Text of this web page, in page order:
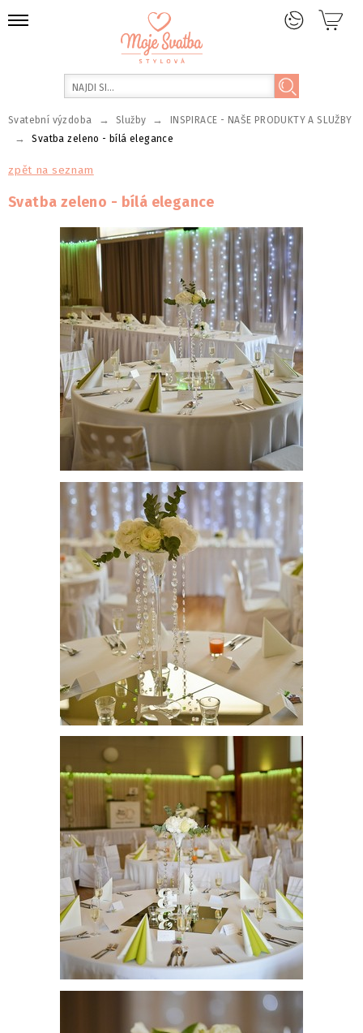
Svatební výzdoba → Služby → INSPIRACE - NAŠE PRODUKTY A SLUŽBY
→ Svatba zeleno - bílá elegance
zpět na seznam
Svatba zeleno - bílá elegance